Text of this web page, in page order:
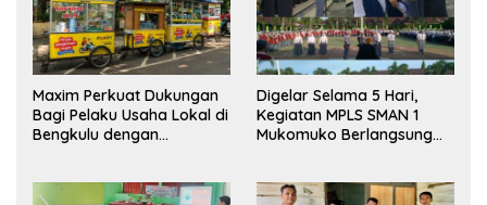
Maxim Perkuat Dukungan
Bagi Pelaku Usaha Lokal di
Bengkulu dengan
Pasar
Digelar Selama 5 Hari,
Kegiatan MPLS SMAN 1
Mukomuko Berlangsung